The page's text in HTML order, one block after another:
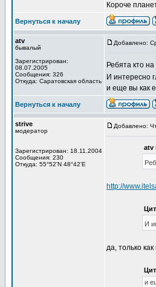
Короче
Вернуться к началу
atv
бывалый
Зарегистрирован:
08.07.2005
Сообщения: 326
Откуда: Саратовская область
Добавлено:
Ребята кто
И интересно
и еще вы как
Вернуться к началу
strive
модератор
Зарегистрирован: 18.11.2004
Сообщения: 230
Откуда: 55°52'N 48°42'E
Добавлено:
atv
http://
И
да, только
и